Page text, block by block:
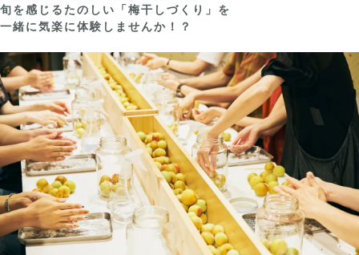
旬を感じるたのしい「梅干しづくり」を
一緒に気楽に体験しませんか！？